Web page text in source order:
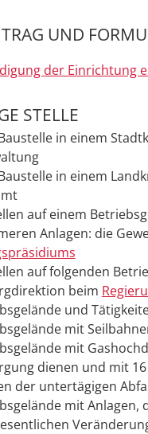
UND
der Einrichtung
STELLE
in einem
in einem
auf einem
Anlagen: die
auf folgenden
beim
und
mit
mit
dienen und mit
der untertägigen
mit Anlagen,